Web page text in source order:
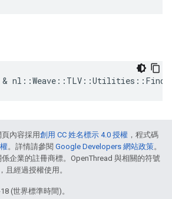
& nl ::Weave :: TLV ::Utilities ::
內容採用創用 CC 姓名標示 4.0 授權 ，程式碼
。詳情請參閱 Google Developers 網站政策。
企業的註冊商標。OpenThread 與相關的符號
且經過授權使用。
(世界標準時間)。